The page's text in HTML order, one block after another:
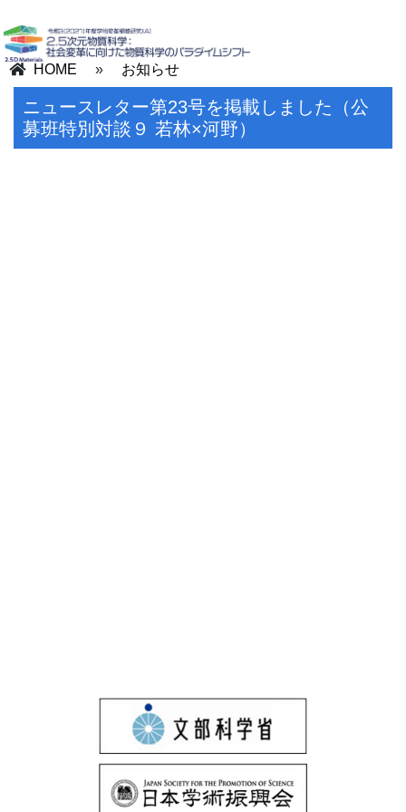
HOME » お知らせ
ニュースレター第23号を掲載しました（公
募班特別対談９ 若林×河野）